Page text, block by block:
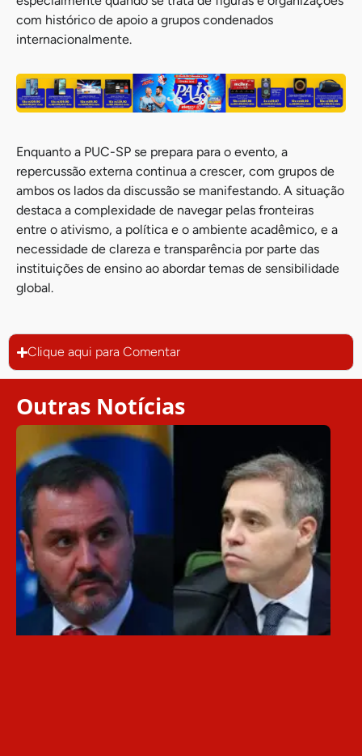
com histórico de apoio a grupos condenados
internacionalmente.
Enquanto a PUC-SP se prepara para o evento, a
repercussão externa continua a crescer, com grupos de
ambos os lados da discussão se manifestando. A situação
destaca a complexidade de navegar pelas fronteiras
entre o ativismo, a política e o ambiente acadêmico, e a
necessidade de clareza e transparência por parte das
instituições de ensino ao abordar temas de sensibilidade
global.
Clique aqui para Comentar
Outras Notícias